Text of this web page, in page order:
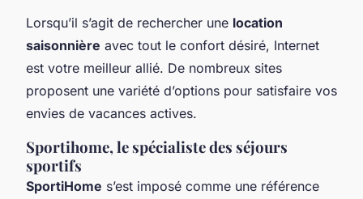
Lorsqu’il s’agit de rechercher une location
saisonnière avec tout le confort désiré, Internet
est votre meilleur allié. De nombreux sites
proposent une variété d’options pour satisfaire vos
envies de vacances actives.
Sportihome, le spécialiste des séjours
sportifs
SportiHome s’est imposé comme une référence